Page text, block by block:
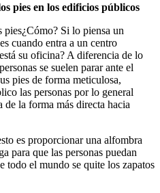
pies en los edificios públicos
¿Cómo? Si lo piensa un
cuando entra a un centro
su oficina? A diferencia de lo
se suelen parar ante el
pies de forma meticulosa,
las personas por lo general
de la forma más directa hacia
es proporcionar una alfombra
para que las personas puedan
todo el mundo se quite los zapatos